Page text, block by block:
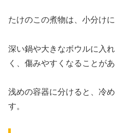
たけのこの煮物は、小分け
深い鍋や大きなボウルに入
く、傷みやすくなることがあ
浅めの容器に分けると、冷
す。